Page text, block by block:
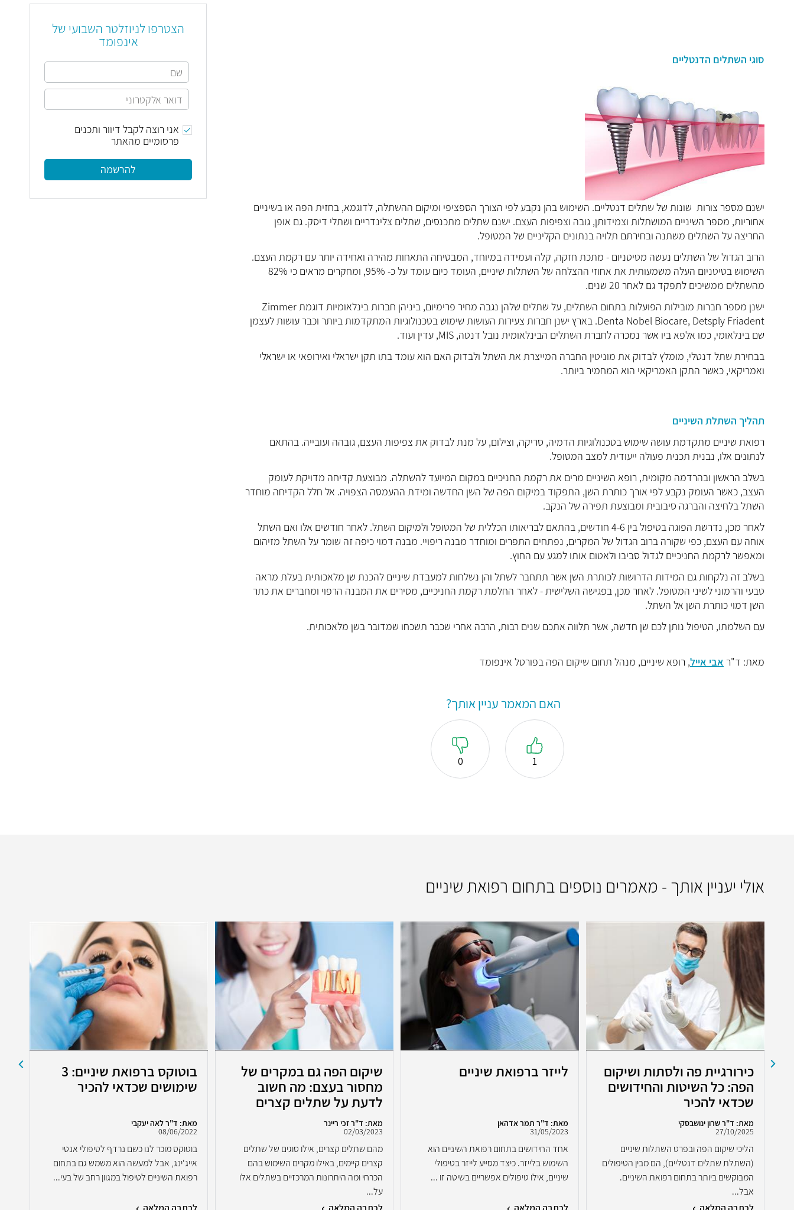
סוגי השתלים הדנטליים
ישנם מספר צורות שונות של שתלים דנטליים. השימוש בהן נקבע לפי הצורך הספציפי ומיקום ההשתלה, לדוגמא, בחזית הפה או בשיניים
אחוריות, מספר השיניים המושתלות וצמידותן, גובה וצפיפות העצם. ישנם שתלים מתכנסים, שתלים צלינדריים ושתלי דיסק. גם אופן
החריצה על השתלים משתנה ובחירתם תלויה בנתונים הקליניים של המטופל.
הרוב הגדול של השתלים נעשה מטיטניום - מתכת חזקה, קלה ועמידה במיוחד, המבטיחה התאחות מהירה ואחידה יותר עם רקמת העצם.
השימוש בטיטניום העלה משמעותית את אחוזי ההצלחה של השתלות שיניים, העומד כיום עומד על כ- 95%, ומחקרים מראים כי 82%
מהשתלים ממשיכים לתפקד גם לאחר 20 שנים.
ישנן מספר חברות מובילות הפועלות בתחום השתלים, על שתלים שלהן נגבה מחיר פרימיום, ביניהן חברות בינלאומיות דוגמתZimmer
Denta Nobel Biocare, Detsply Friadent. בארץ ישנן חברות צעירות העושות שימוש בטכנולוגיות המתקדמות ביותר וכבר עושות לעצמן
שם בינלאומי, כמו אלפא ביו אשר נמכרה לחברת השתלים הבינלאומית נובל דנטה, MIS, עדין ועוד.
בבחירת שתל דנטלי, מומלץ לבדוק את מוניטין החברה המייצרת את השתל ולבדוק האם הוא עומד בתו תקן ישראלי ואירופאי או ישראלי
ואמריקאי, כאשר התקן האמריקאי הוא המחמיר ביותר.
תהליך השתלת השיניים
רפואת שיניים מתקדמת עושה שימוש בטכנולוגיות הדמיה, סריקה, וצילום, על מנת לבדוק את צפיפות העצם, גובהה ועובייה. בהתאם
לנתונים אלו, נבנית תכנית פעולה ייעודית למצב המטופל.
בשלב הראשון ובהרדמה מקומית, רופא השיניים מרים את רקמת החניכיים במקום המיועד להשתלה. מבוצעת קדיחה מדויקת לעומק
העצב, כאשר העומק נקבע לפי אורך כותרת השן, התפקוד במיקום הפה של השן החדשה ומידת ההעמסה הצפויה. אל חלל הקדיחה מוחדר
השתל בלחיצה והברגה סיבובית ומבוצעת תפירה של הנקב.
לאחר מכן, נדרשת הפוגה בטיפול בין 4-6 חודשים, בהתאם לבריאותו הכללית של המטופל ולמיקום השתל. לאחר חודשים אלו ואם השתל
אוחה עם העצם, כפי שקורה ברוב הגדול של המקרים, נפתחים התפרים ומוחדר מבנה ריפויי. מבנה דמוי כיפה זה שומר על השתל מזיהום
ומאפשר לרקמת החניכיים לגדול סביבו ולאטום אותו למגע עם החוץ.
בשלב זה נלקחות גם המידות הדרושות לכותרת השן אשר תתחבר לשתל והן נשלחות למעבדת שיניים להכנת שן מלאכותית בעלת מראה
טבעי והרמוני לשיני המטופל. לאחר מכן, בפגישה השלישית - לאחר החלמת רקמת החניכיים, מסירים את המבנה הרפוי ומחברים את כתר
השן דמוי כותרת השן אל השתל.
עם השלמתו, הטיפול נותן לכם שן חדשה, אשר תלווה אתכם שנים רבות, הרבה אחרי שכבר תשכחו שמדובר בשן מלאכותית.
מאת: ד"ר אבי אייל, רופא שיניים, מנהל תחום שיקום הפה בפורטל אינפומד
האם המאמר עניין אותך?
1
0
הצטרפו לניוזלטר השבועי של
אינפומד
אני רוצה לקבל דיוור ותכנים
פרסומיים מהאתר
להרשמה
אולי יעניין אותך - מאמרים נוספים בתחום רפואת שיניים
כירורגיית פה ולסתות ושיקום
הפה: כל השיטות והחידושים
שכדאי להכיר
מאת: ד"ר שרון ינושבסקי
27/10/2025
הליכי שיקום הפה ובפרט השתלות שיניים
(השתלת שתלים דנטליים), הם מבין הטיפולים
המבוקשים ביותר בתחום רפואת השיניים.
אבל...
לייזר ברפואת שיניים
מאת: ד"ר תמר אדהאן
31/05/2023
אחד החידושים בתחום רפואת השיניים הוא
השימוש בלייזר. כיצד מסייע לייזר בטיפולי
שיניים, אילו טיפולים אפשריים בשיטה זו ...
שיקום הפה גם במקרים של
מחסור בעצם: מה חשוב
לדעת על שתלים קצרים
מאת: ד"ר זכי ריינר
02/03/2023
מהם שתלים קצרים, אילו סוגים של שתלים
קצרים קיימים, באילו מקרים השימוש בהם
הכרחי ומה היתרונות המרכזיים בשתלים אלו
על...
בוטוקס ברפואת שיניים: 3
שימושים שכדאי להכיר
מאת: ד"ר לאה יעקבי
08/06/2022
בוטוקס מוכר לנו כשם נרדף לטיפולי אנטי
אייג'ינג, אבל למעשה הוא משמש גם בתחום
רפואת השיניים לטיפול במגוון רחב של בעי...